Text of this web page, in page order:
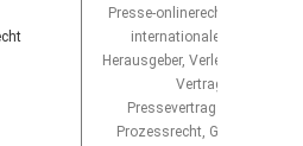
Presse-onlinerecht, EU-
internationales
Herausgeber, Verleger,
Vertragsrecht,
Prozessrecht,